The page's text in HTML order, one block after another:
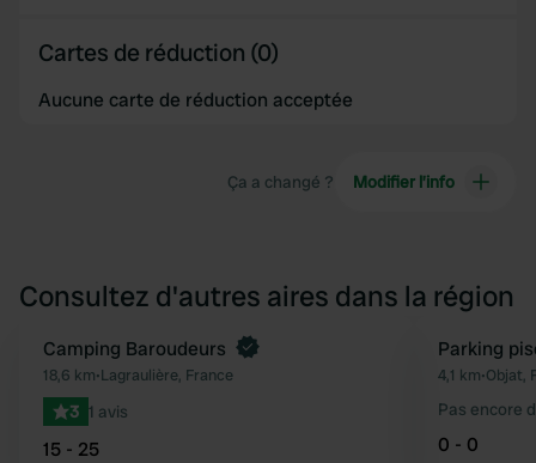
Cartes de réduction (0)
Aucune carte de réduction acceptée
Ça a changé ? Modifier l’info
Consultez d'autres aires dans la région
Préféré
Reserve maintenant
Camping Baroudeurs
18,6 km•Lagraulière, France
3 1 avis
15 - 25
Parking
4,1 km•Objat,
Pas encore
0 - 0